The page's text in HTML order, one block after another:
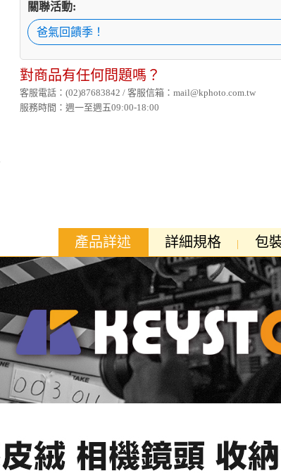
關聯活動:
爸氣回饋季！
對商品有任何問題嗎？
客服電話：(02)87683842 / 客服信箱：mail@kphoto.com.tw
服務時間：週一至週五09:00-18:00
產品詳述 詳細規格 包